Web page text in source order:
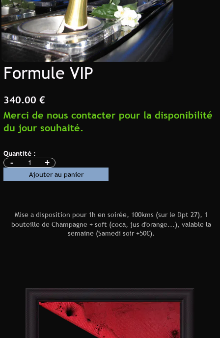
Formule VIP
340.00 €
Merci de nous contacter pour la disponibilité
du jour souhaité.
Quantité :
- +
Ajouter au panier
Mise a disposition pour 1h en soirée, 100kms (sur le Dpt 27), 1
bouteille de Champagne + soft (coca, jus d'orange...), valable la
semaine (Samedi soir +50€).